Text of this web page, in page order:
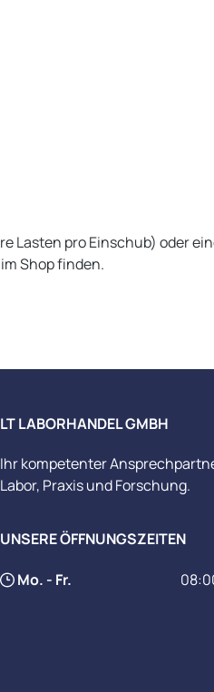
Lasten pro Einschub) oder
Shop finden.
LT LABORHANDEL GMBH
Ihr kompetenter
Labor, Praxis und Forschung.
UNSERE ÖFFNUNGSZEITEN
Mo. - Fr.